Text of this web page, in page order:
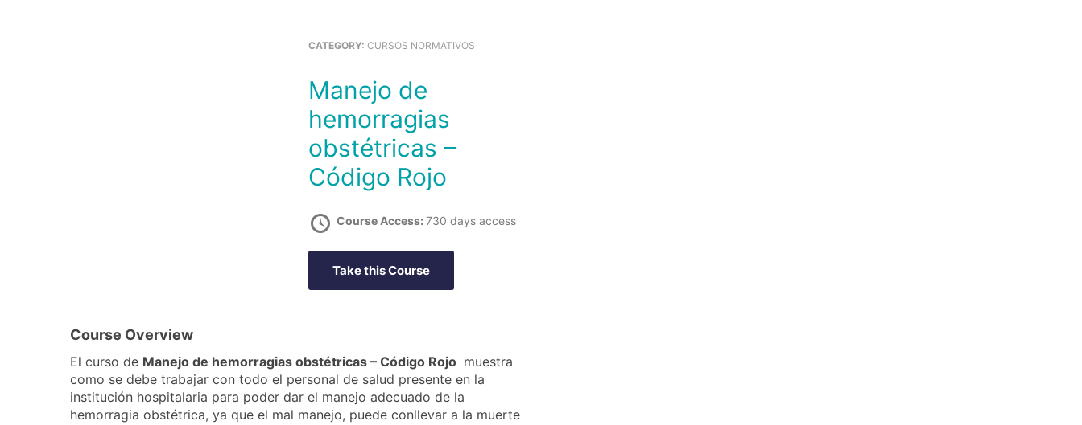
CATEGORY:CURSOS NORMATIVOS
Manejo de
hemorragias
obstétricas –
Código Rojo
Course Access:730 days access
Take this Course
Course Overview
El curso de Manejo de hemorragias obstétricas – Código Rojo muestra
como se debe trabajar con todo el personal de salud presente en la
institución hospitalaria para poder dar el manejo adecuado de la
hemorragia obstétrica, ya que el mal manejo, puede conllevar a la muerte